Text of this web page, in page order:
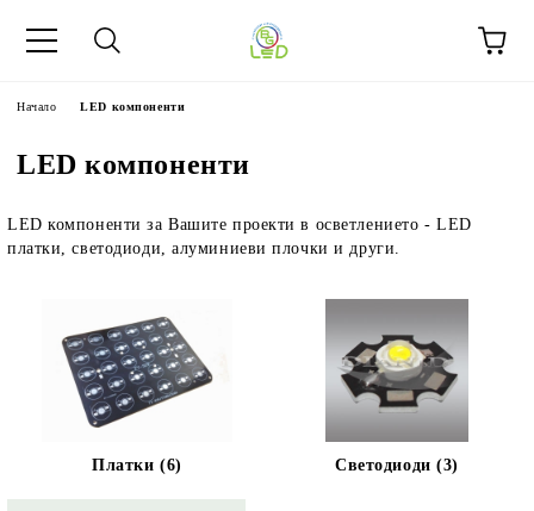
Начало LED компоненти
LED компоненти
LED компоненти за Вашите проекти в осветлението - LED
платки, светодиоди, алуминиеви плочки и други.
Платки (6) Светодиоди (3)